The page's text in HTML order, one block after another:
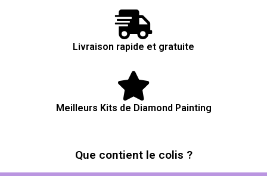
Livraison rapide et gratuite
Meilleurs Kits de Diamond Painting
Que contient le colis ?